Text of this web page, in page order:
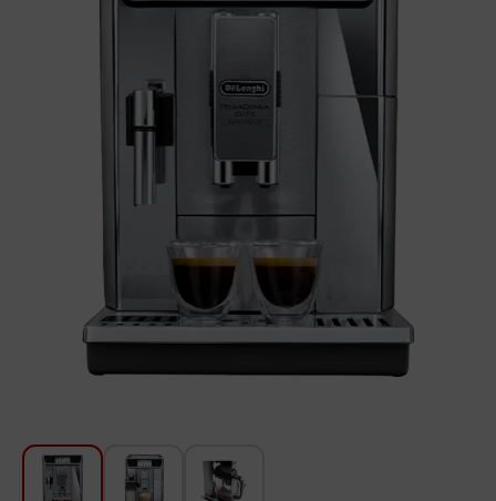
Красота и Уход
Аудиотехника для автомобилей
Инструменты
Дом и Сад
Мебель
Посуда